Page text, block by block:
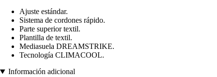
Ajuste estándar.
Sistema de cordones rápido.
Parte superior textil.
Plantilla de textil.
Mediasuela DREAMSTRIKE.
Tecnología CLIMACOOL.
Información adicional